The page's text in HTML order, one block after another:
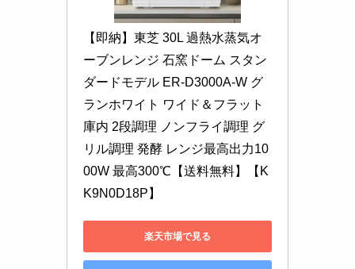
【即納】東芝 30L 過熱水蒸気オ
ーブンレンジ 石窯ドーム スタン
ダードモデル ER-D3000A-W グ
ランホワイト ワイド＆フラット
庫内 2段調理 ノンフライ調理 グ
リル調理 発酵 レンジ最高出力10
00W 最高300℃【送料無料】【K
K9N0D18P】
楽天市場で見る